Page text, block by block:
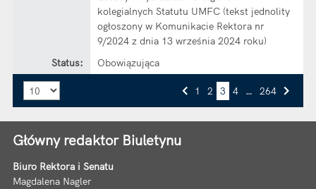
kolegialnych Statutu UMFC (tekst jednolity
ogłoszony w Komunikacie Rektora nr
9/2024 z dnia 13 września 2024 roku)
Status:
Obowiązująca
1 2 3 4 … 264
Główny redaktor Biuletynu
Biuro Rektora i Senatu
Magdalena Nagler